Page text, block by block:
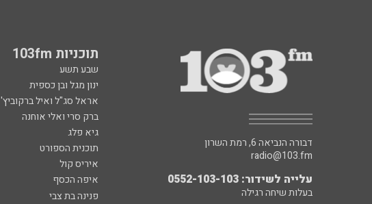
תוכניות 103fm
שבע תשע
ינון מגל ובן כספית
אראל סג"ל ואיל ברקוביץ'
ברק סרי ואלי אוחנה
גיא פלג
תוכנית הספורט
איריס קול
איפה הכסף
פנינה בת צבי
דבורה הנביאה 6, רמת השרון
radio@103.fm
עלייה לשידור: 0552-103-103
בעלות שיחה רגילה